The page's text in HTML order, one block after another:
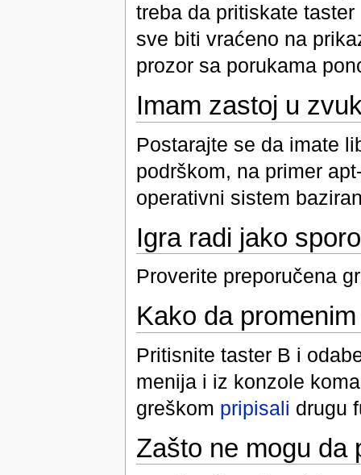
treba da pritiskate
sve biti vraćeno na
prozor sa porukama
Imam zastoj u
Postarajte se da imate
podrškom, na primer
operativni sistem
Igra radi jako sporo
Proverite preporučena
Kako da
Pritisnite taster B i
menija i iz konzole
greškom pripisali drugu
Zašto ne mogu da